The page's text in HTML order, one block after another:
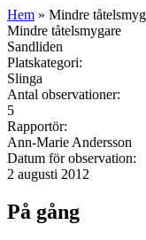
Hem » Mindre
Mindre tåtelsmygare
Sandliden
Platskategori:
Slinga
Antal observationer:
5
Rapportör:
Ann-Marie Andersson
Datum för observation:
2 augusti 2012
På gång